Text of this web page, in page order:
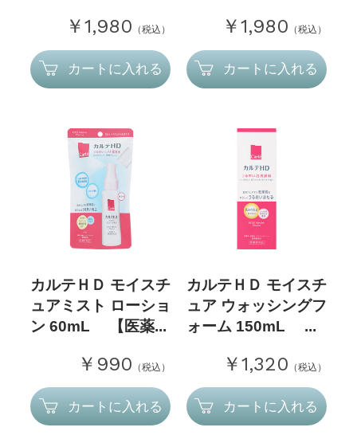
￥1,980 （税込）
カートに入れる
￥1,980 （税込）
カートに入れる
カルテＨＤ モイスチ
ュアミスト ローショ
ン 60mL 【医薬...
￥990 （税込）
カートに入れる
カルテＨＤ モイスチ
ュア ウォッシングフ
ォーム 150mL ...
￥1,320 （税込）
カートに入れる